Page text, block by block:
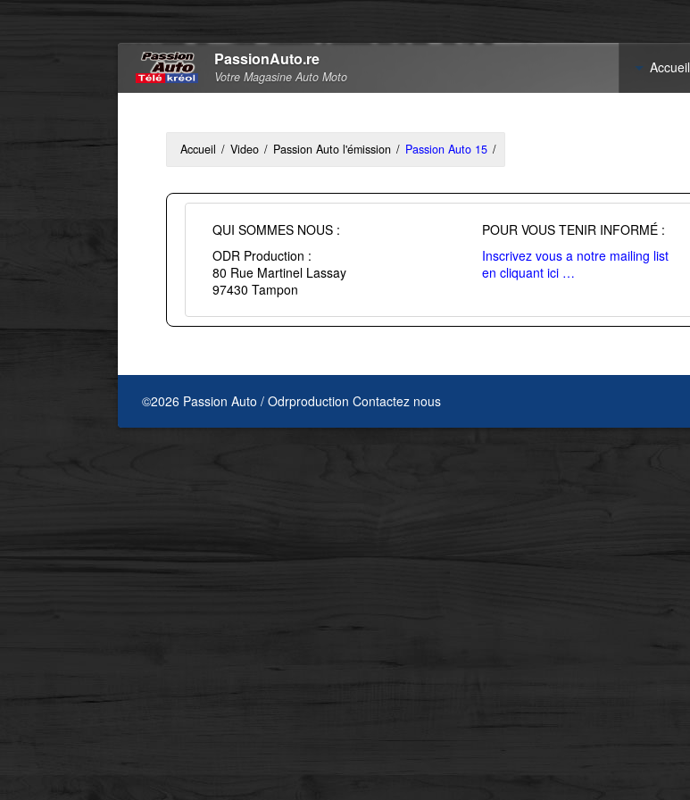
PassionAuto.re
Votre Magasine Auto Moto
Accueil
Accueil / Video / Passion Auto l'émission / Passion Auto 15 /
QUI SOMMES NOUS :
ODR Production :
80 Rue Martinel Lassay
97430 Tampon
POUR VOUS TENIR INFORMÉ :
Inscrivez vous a notre mailing list
en cliquant ici …
©2026 Passion Auto / Odrproduction Contactez nous